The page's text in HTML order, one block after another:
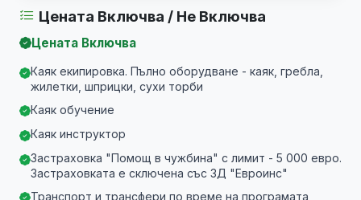
Цената Включва / Не Включва
Цената Включва
Каяк екипировка. Пълно оборудване - каяк, гребла,
жилетки, шприцки, сухи торби
Каяк обучение
Каяк инструктор
Застраховка "Помощ в чужбина" с лимит - 5 000 евро.
Застраховката е сключена със ЗД "Евроинс"
Транспорт и трансфери по време на програмата